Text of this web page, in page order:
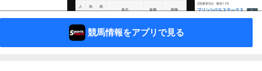
競馬情報をアプリで見る